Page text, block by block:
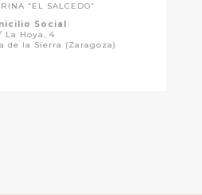
“EL SALCEDO”
Social
La Hoya, 4
de la Sierra (Zaragoza)